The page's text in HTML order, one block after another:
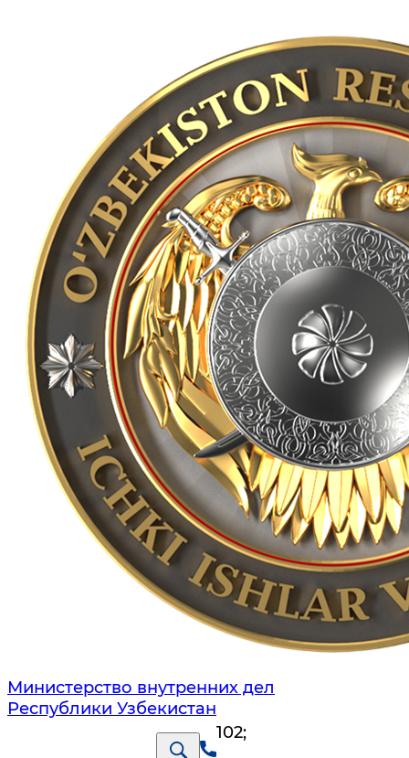
Министерство внутренних дел
Республики Узбекистан
102;